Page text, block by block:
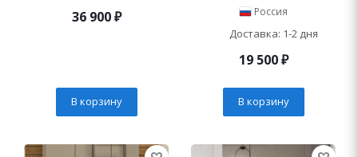
36 900₽
В корзину
Россия
Доставка: 1-2 дня
19 500₽
В корзину